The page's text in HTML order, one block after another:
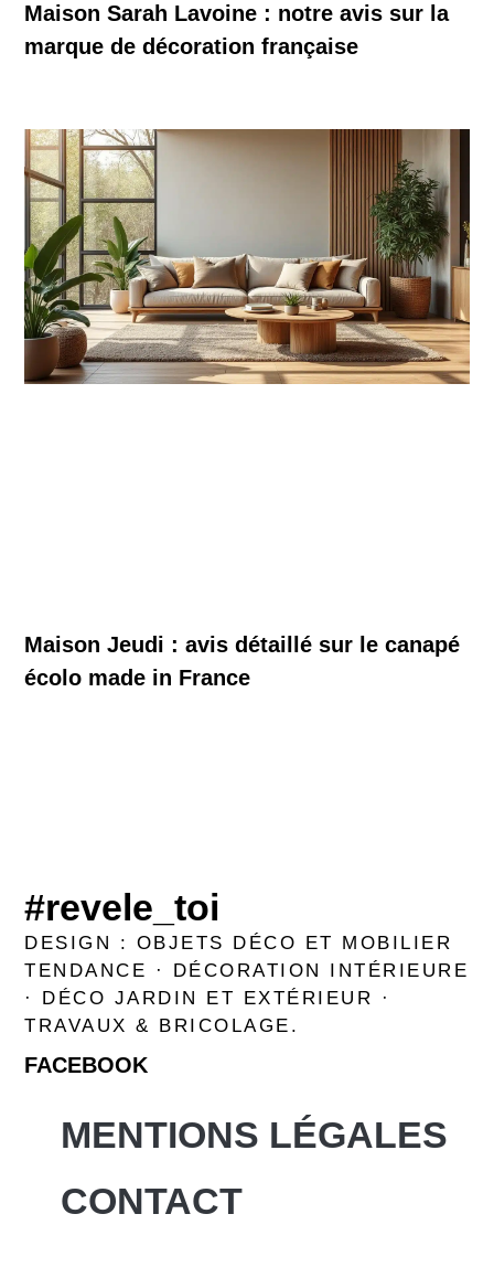
Maison Sarah Lavoine : notre avis sur la
marque de décoration française
Maison Jeudi : avis détaillé sur le canapé
écolo made in France
#revele_toi
DESIGN : OBJETS DÉCO ET MOBILIER
TENDANCE · DÉCORATION INTÉRIEURE
· DÉCO JARDIN ET EXTÉRIEUR ·
TRAVAUX & BRICOLAGE.
FACEBOOK
MENTIONS LÉGALES
CONTACT